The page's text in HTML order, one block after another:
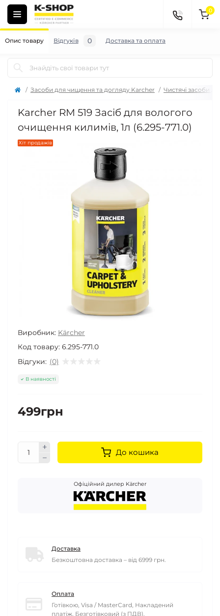
0
Засоби для чищення та догляду Karcher Чистячі засоби
Karcher RM 519 Засіб для вологого
очищення килимів, 1л (6.295-771.0)
Хіт продажів
Виробник: Kärcher
Код товару: 6.295-771.0
Відгуки: (0)
В наявності
499грн
До кошика
Офіційний дилер Kärcher
Доставка
Безкоштовна доставка – від 6999 грн.
Оплата
Готівкою, Visa / MasterCard, Накладений
платіж, Безготівковий (з ПДВ).
Опис товару Відгуків 0 Доставка та оплата